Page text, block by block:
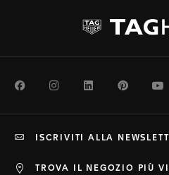
FacebookInstagramLinkedIn
TROVA IL NEGOZIO PIÙ
ISCRIVITI ALLA